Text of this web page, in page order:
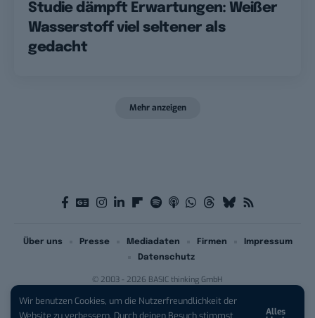
Wir benutzen Cookies, um die Nutzerfreundlichkeit der
Website zu verbessern. Durch deinen Besuch stimmst
Alles
Studie dämpft Erwartungen: Weißer
Wasserstoff viel seltener als
gedacht
Mehr anzeigen
© 2003 - 2026 BASIC thinking GmbH
Über uns Presse Mediadaten Firmen
Impressum
Datenschutz
iPhone 17 Pro sichern:Für 1 € +